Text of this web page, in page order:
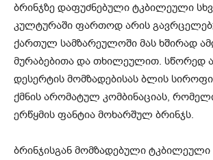
ბრინჯზე დაფუძნებული ტკბილეული
კულტურაში ფართოდ არის
ქართულ სამზარეულოში მას ხშირად
მურაბებითა და თხილეულით. სწორედ
დესერტის მომზადებისას ბლის
ქმნის არომატულ კომბინაციას,
ერწყმის ფანტია მოხარშულ ბრინჯს.
ბრინჯისგან მომზადებული ტკბილეული